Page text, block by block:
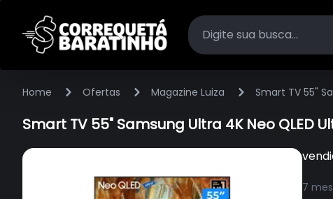
Home Ofertas Magazine Luiza Smart TV 55"
Smart TV 55" Samsung Ultra 4K Neo QLED
7